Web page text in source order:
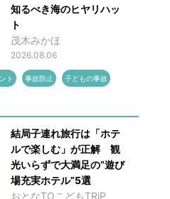
知るべき海のヒヤリハッ
ト
茂木みかほ
2026.08.06
ト 事故防止 子どもの事故
結局子連れ旅行は「ホテ
ルで楽しむ」が正解 観
光いらずで大満足の“遊び
場充実ホテル”5選
おとなTOこどもTRiP